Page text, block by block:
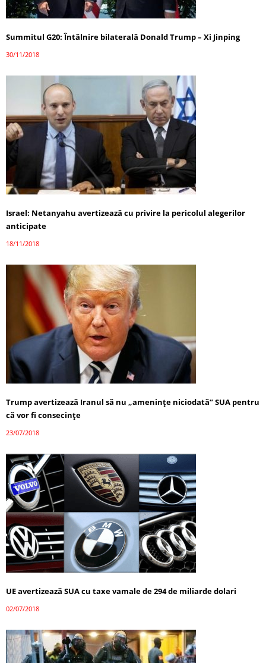
Summitul G20: Întâlnire bilaterală Donald Trump – Xi Jinping
30/11/2018
Israel: Netanyahu avertizează cu privire la pericolul alegerilor
anticipate
18/11/2018
Trump avertizează Iranul să nu „amenințe niciodată” SUA pentru
că vor fi consecințe
23/07/2018
UE avertizează SUA cu taxe vamale de 294 de miliarde dolari
02/07/2018